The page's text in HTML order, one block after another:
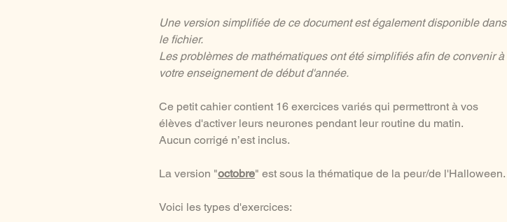
Une version simplifiée de ce document est également disponible dans
le fichier.
Les problèmes de mathématiques ont été simplifiés afin de convenir à
votre enseignement de début d'année.
Ce petit cahier contient 16 exercices variés qui permettront à vos
élèves d'activer leurs neurones pendant leur routine du matin.
Aucun corrigé n’est inclus.
La version "octobre" est sous la thématique de la peur/de l'Halloween.
Voici les types d'exercices: